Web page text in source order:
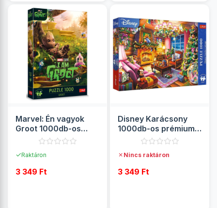
Marvel: Én vagyok
Groot 1000db-os
prémium puzzle -
✓Raktáron
3 349 Ft
Disney Karácsony
1000db-os prémium
puzzle - Trefl
✗ Nincs raktáron
3 349 Ft